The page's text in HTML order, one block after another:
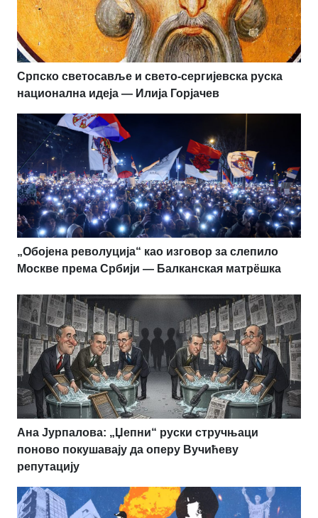
Српско светосавље и свето-сергијевска руска
национална идеја — Илија Горјачев
„Обојена револуција“ као изговор за слепило
Москве према Србији — Балканская матрёшка
Ана Јурпалова: „Џепни“ руски стручњаци
поново покушавају да оперу Вучићеву
репутацију